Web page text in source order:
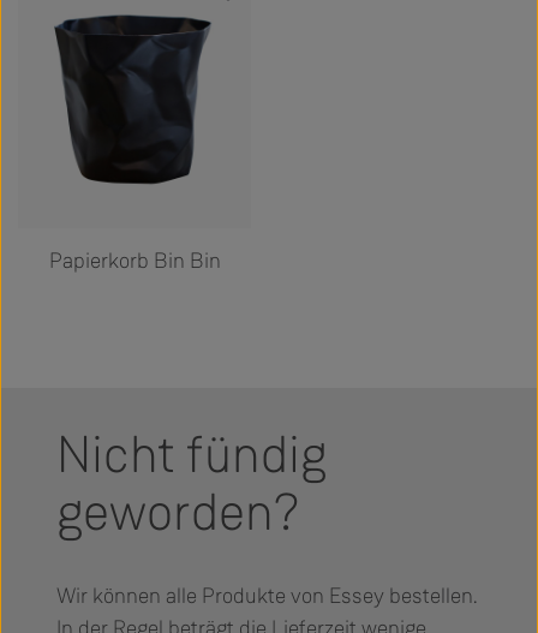
Papierkorb Bin Bin
Nicht fündig
geworden?
Wir können alle Produkte von Essey bestellen.